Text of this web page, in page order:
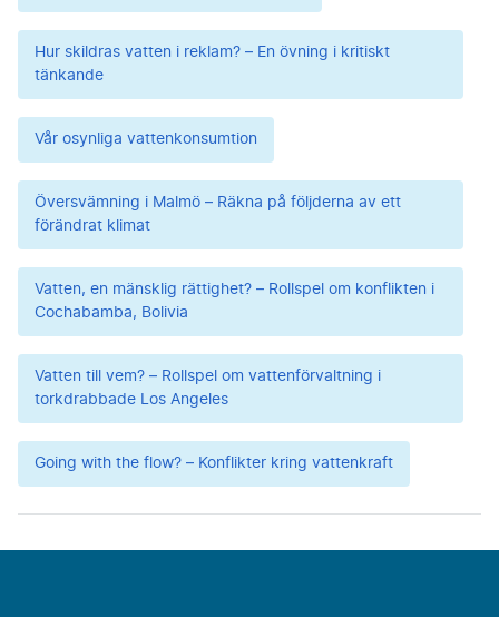
Hur skildras vatten i reklam? – En övning i kritiskt
tänkande
Vår osynliga vattenkonsumtion
Översvämning i Malmö – Räkna på följderna av ett
förändrat klimat
Vatten, en mänsklig rättighet? – Rollspel om konflikten i
Cochabamba, Bolivia
Vatten till vem? – Rollspel om vattenförvaltning i
torkdrabbade Los Angeles
Going with the flow? – Konflikter kring vattenkraft